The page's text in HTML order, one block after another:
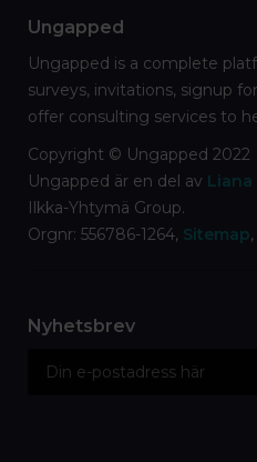
Ungapped
Ungapped is a complete
surveys, invitations, signup
offer consulting services to
Copyright © Ungapped 2022
Ungapped är en del av
Ilkka-Yhtymä Group.
Orgnr: 556786-1264, Sitemap,
Nyhetsbrev